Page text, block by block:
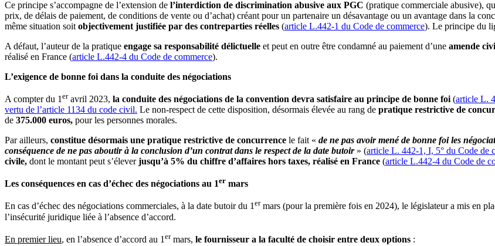
Ce principe s’accompagne de l’extension de l’interdiction de discrimination abusive aux PGC (pratique commerciale abusive),
prix, de délais de paiement, de conditions de vente ou d’achat) créant pour un partenaire un désavantage ou un avantage dans la
même situation soit objectivement justifiée par des contreparties réelles (article L.442-1 du Code de commerce). Le principe du
A défaut, l’auteur de la pratique engage sa responsabilité délictuelle et peut en outre être condamné au paiement d’une amende
réalisé en France (article L.442-4 du Code de commerce).
L’exigence de bonne foi dans la conduite des négociations
A compter du 1 eravril 2023, la conduite des négociations de la convention devra satisfaire au principe de bonne foi (article L.
vertu de l’article 1134 du code civil. Le non-respect de cette disposition, désormais élevée au rang de pratique restrictive de
de 375.000 euros, pour les personnes morales.
Par ailleurs, constitue désormais une pratique restrictive de concurrence le fait « de ne pas avoir mené de bonne foi les
conséquence de ne pas aboutir à la conclusion d’un contrat dans le respect de la date butoir» (article L. 442-1, I, 5° du Code de
civile, dont le montant peut s’éleverjusqu’à 5% du chiffre d’affaires hors taxes, réalisé en France (article L.442-4 du Code de
Les conséquences en cas d’échec des négociations au 1er mars
En cas d’échec des négociations commerciales, à la date butoir du 1ermars (pour la première fois en 2024), le législateur a mis en
l’insécurité juridique liée à l’absence d’accord.
En premier lieu, en l’absence d’accord au 1 ermars, le fournisseur a la faculté de choisir entre deux options :